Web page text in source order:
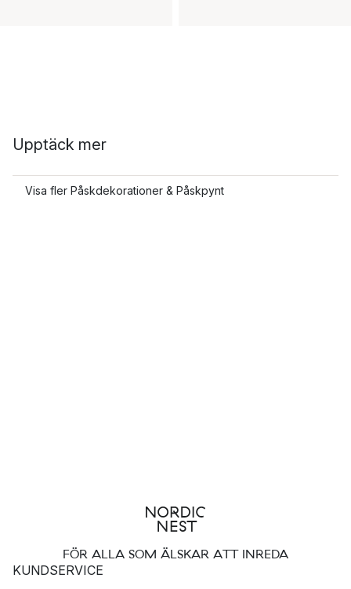
Upptäck mer
Visa fler Påskdekorationer & Påskpynt
FÖR ALLA SOM ÄLSKAR ATT INREDA
KUNDSERVICE